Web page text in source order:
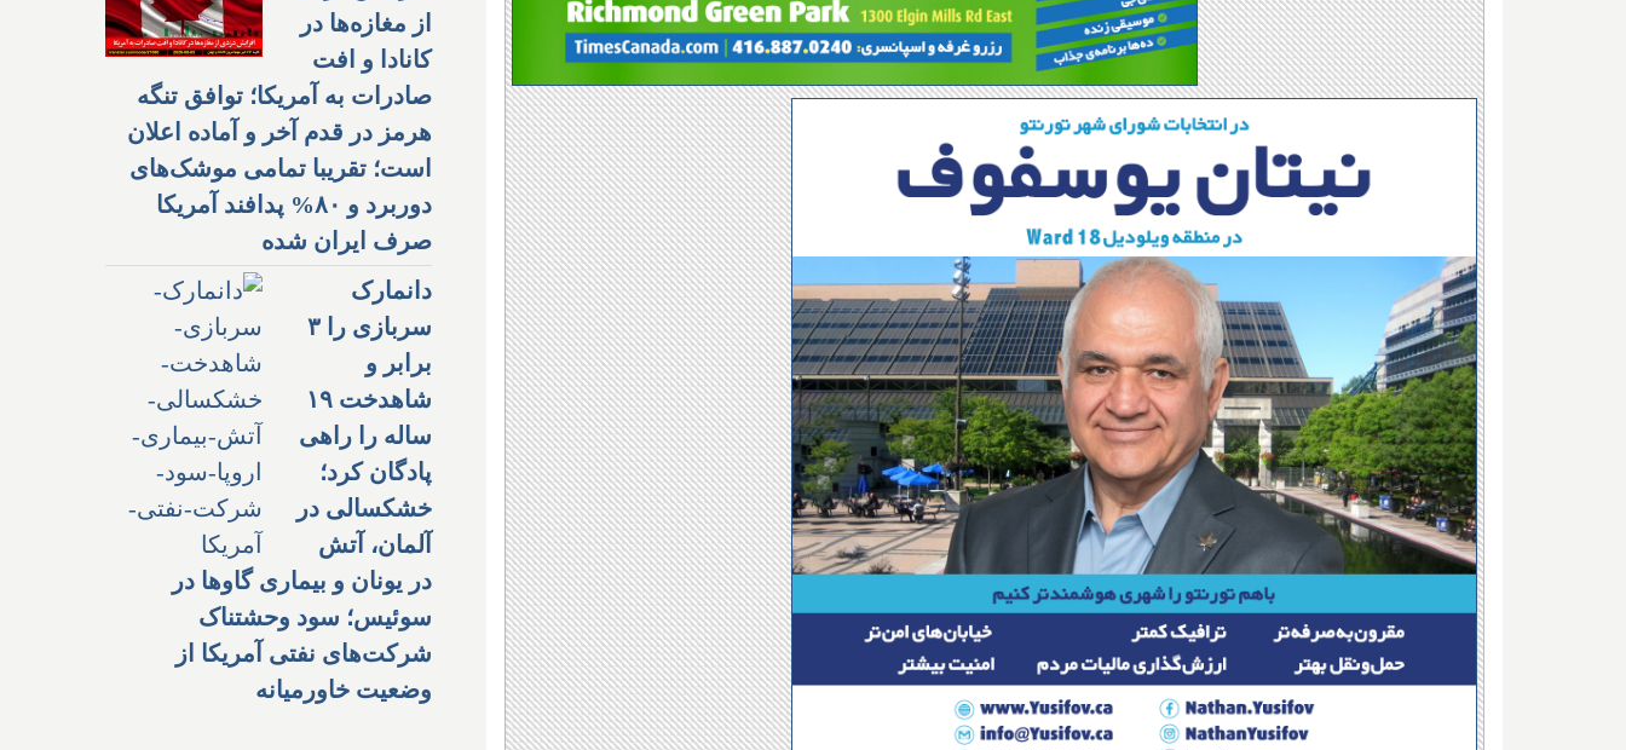
از مغازه‌ها در
کانادا و افت
صادرات به آمریکا؛ توافق تنگه
هرمز در قدم آخر و آماده اعلان
است؛ تقریبا تمامی موشک‌های
دوربرد و ۸۰% پدافند آمریکا
صرف ایران شده
دانمارک
سربازی را ۳
برابر و
شاهدخت ۱۹
ساله را راهی
پادگان کرد؛
خشکسالی در
آلمان، آتش
در یونان و بیماری گاوها در
سوئیس؛ سود وحشتناک
شرکت‌های نفتی آمریکا از
وضعیت خاورمیانه